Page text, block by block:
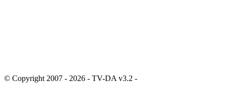
© Copyright 2007 - 2026 - TV-DA v3.2 -